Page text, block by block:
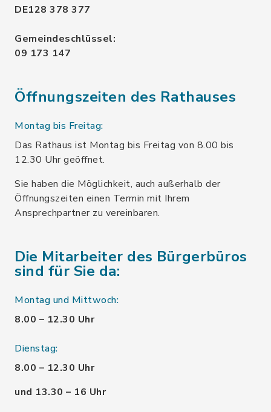
DE128 378 377
Gemeindeschlüssel:
09 173 147
Öffnungszeiten des Rathauses
Montag bis Freitag:
Das Rathaus ist Montag bis Freitag von 8.00 bis
12.30 Uhr geöffnet.
Sie haben die Möglichkeit, auch außerhalb der
Öffnungszeiten einen Termin mit Ihrem
Ansprechpartner zu vereinbaren.
Die Mitarbeiter des Bürgerbüros
sind für Sie da:
Montag und Mittwoch:
8.00 – 12.30 Uhr
Dienstag:
8.00 – 12.30 Uhr
und 13.30 – 16 Uhr